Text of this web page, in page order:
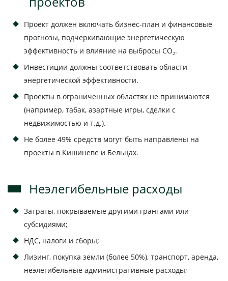
Проект должен включать бизнес-план и финансовые
прогнозы, подчеркивающие энергетическую
эффективность и влияние на выбросы CO₂.
Инвестиции должны соответствовать области
энергетической эффективности.
Проекты в ограниченных областях не принимаются
(например, табак, азартные игры, сделки с
недвижимостью и т.д.).
Не более 49% средств могут быть направлены на
проекты в Кишиневе и Бельцах.
Неэлегибельные расходы
Затраты, покрываемые другими грантами или
субсидиями;
НДС, налоги и сборы;
Лизинг, покупка земли (более 50%), транспорт, аренда,
неэлегибельные административные расходы;